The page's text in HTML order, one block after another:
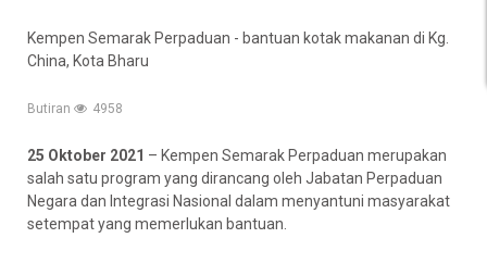
Kempen Semarak Perpaduan - bantuan kotak makanan di Kg.
China, Kota Bharu
Butiran 4958
25 Oktober 2021 – Kempen Semarak Perpaduan merupakan
salah satu program yang dirancang oleh Jabatan Perpaduan
Negara dan Integrasi Nasional dalam menyantuni masyarakat
setempat yang memerlukan bantuan.